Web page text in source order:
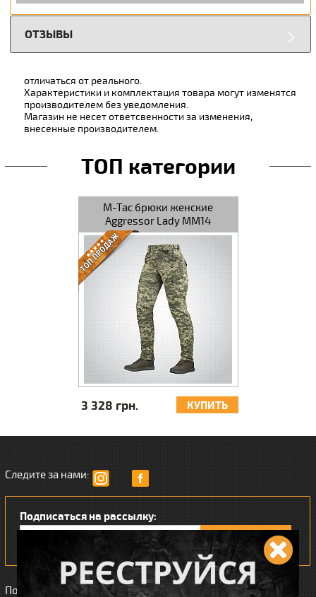
ОТЗЫВЫ
отличаться от реального.
Характеристики и комплектация товара могут изменятся
производителем без уведомления.
Магазин не несет ответсвенности за изменения,
внесенные производителем.
ТОП категории
M-Tac брюки женские
Aggressor Lady MM14
3 328 грн. КУПИТЬ
Следите за нами:
Подписаться на рассылку:
Понравился наш интернет магазин?